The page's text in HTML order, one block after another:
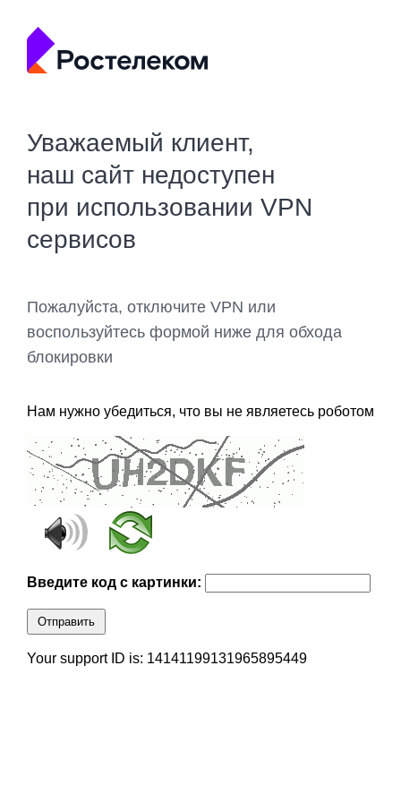
Уважаемый клиент,
наш сайт недоступен
при использовании VPN
сервисов
Пожалуйста, отключите VPN или
воспользуйтесь формой ниже для обхода
блокировки
Нам нужно убедиться, что вы не являетесь роботом
Введите код с картинки:
Отправить
Your support ID is: 14141199131965895449